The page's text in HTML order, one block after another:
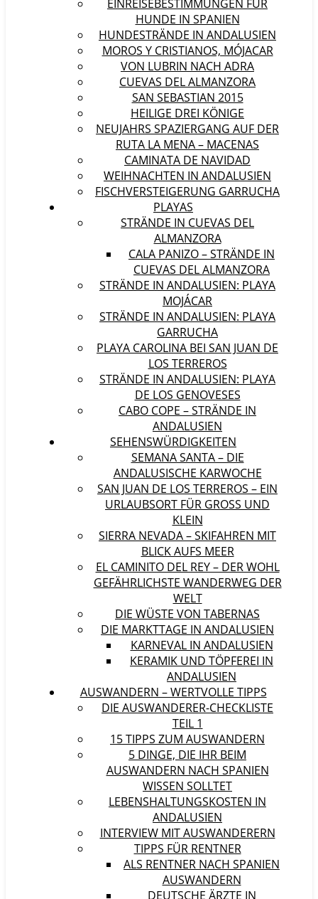
EINREISEBESTIMMUNGEN FÜR
HUNDE IN SPANIEN
HUNDESTRÄNDE IN ANDALUSIEN
MOROS Y CRISTIANOS, MÓJACAR
VON LUBRIN NACH ADRA
CUEVAS DEL ALMANZORA
SAN SEBASTIAN 2015
HEILIGE DREI KÖNIGE
NEUJAHRS SPAZIERGANG AUF DER
RUTA LA MENA – MACENAS
CAMINATA DE NAVIDAD
WEIHNACHTEN IN ANDALUSIEN
FISCHVERSTEIGERUNG GARRUCHA
PLAYAS
STRÄNDE IN CUEVAS DEL
ALMANZORA
CALA PANIZO – STRÄNDE IN
CUEVAS DEL ALMANZORA
STRÄNDE IN ANDALUSIEN: PLAYA
MOJÁCAR
STRÄNDE IN ANDALUSIEN: PLAYA
GARRUCHA
PLAYA CAROLINA BEI SAN JUAN DE
LOS TERREROS
STRÄNDE IN ANDALUSIEN: PLAYA
DE LOS GENOVESES
CABO COPE – STRÄNDE IN
ANDALUSIEN
SEHENSWÜRDIGKEITEN
SEMANA SANTA – DIE
ANDALUSISCHE KARWOCHE
SAN JUAN DE LOS TERREROS – EIN
URLAUBSORT FÜR GROSS UND K
LEIN
SIERRA NEVADA – SKIFAHREN MIT
BLICK AUFS MEER
EL CAMINITO DEL REY – DER WOHL
GEFÄHRLICHSTE WANDERWEG DER
WELT
DIE WÜSTE VON TABERNAS
DIE MARKTTAGE IN ANDALUSIEN
KARNEVAL IN ANDALUSIEN
KERAMIK UND TÖPFEREI IN
ANDALUSIEN
AUSWANDERN – WERTVOLLE TIPPS
DIE AUSWANDERER-CHECKLISTE
TEIL 1
15 TIPPS ZUM AUSWANDERN
5 DINGE, DIE IHR BEIM
AUSWANDERN NACH SPANIEN
WISSEN SOLLTET
LEBENSHALTUNGSKOSTEN IN
ANDALUSIEN
INTERVIEW MIT AUSWANDERERN
TIPPS FÜR RENTNER
ALS RENTNER NACH SPANIEN
AUSWANDERN
DEUTSCHE ÄRZTE IN